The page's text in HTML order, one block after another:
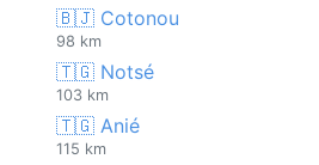
🇧🇯 Cotonou
98 km
🇹🇬 Notsé
103 km
🇹🇬 Anié
115 km